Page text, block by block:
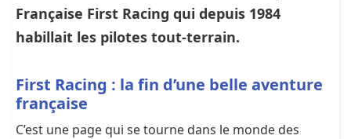
Française First Racing qui depuis 1984
habillait les pilotes tout-terrain.
First Racing : la fin d’une belle aventure
française
C’est une page qui se tourne dans le monde des